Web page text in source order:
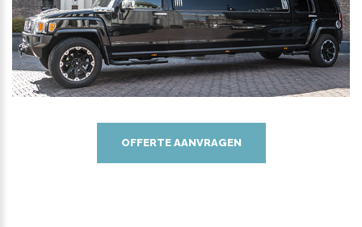
OFFERTE AANVRAGEN